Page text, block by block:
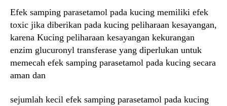
Efek samping parasetamol pada kucing memiliki efek
toxic jika diberikan pada kucing peliharaan kesayangan,
karena Kucing peliharaan kesayangan kekurangan
enzim glucuronyl transferase yang diperlukan untuk
memecah efek samping parasetamol pada kucing secara
aman dan
sejumlah kecil efek samping parasetamol pada kucing